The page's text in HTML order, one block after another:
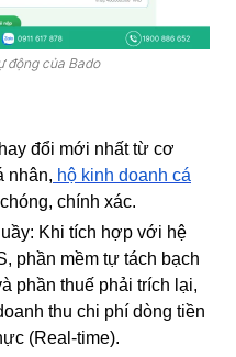
động của Bado
đổi mới nhất từ cơ
nhân, hộ kinh doanh cá
chính xác.
Khi tích hợp với hệ
phần mềm tự tách bạch
phần thuế phải trích lại,
thu chi phí dòng tiền
(Real-time).